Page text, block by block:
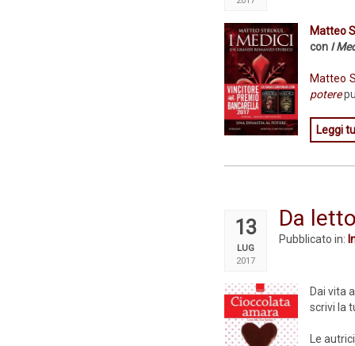
Matteo
con I
Matteo
potere
Leggi
13
LUG
2017
Da
Pubblicato in:
Dai vita
scrivi la
Le